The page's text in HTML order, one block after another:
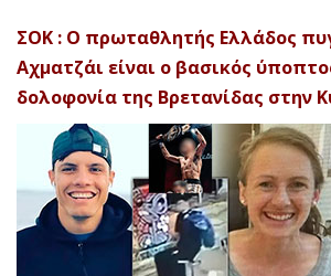
ΣΟΚ : Ο πρωταθλητής Ελλάδος
Αχματζάι είναι ο βασικός
δολοφονία της Βρετανίδας στην